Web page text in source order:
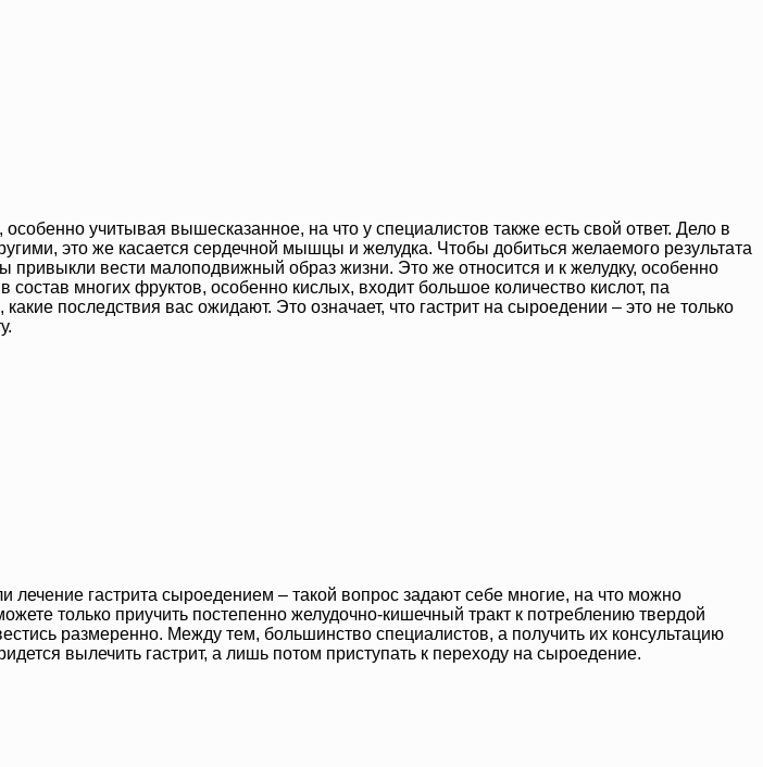
учитывая вышесказанное, на что у специалистов также есть свой ответ. Дело в
это же касается сердечной мышцы и желудка. Чтобы добиться желаемого результата
привыкли вести малоподвижный образ жизни. Это же относится и к желудку, особенно
многих фруктов, особенно кислых, входит большое количество кислот, па
последствия вас ожидают. Это означает, что гастрит на сыроедении – это не только
гастрита сыроедением – такой вопрос задают себе многие, на что можно
только приучить постепенно желудочно-кишечный тракт к потреблению твердой
размеренно. Между тем, большинство специалистов, а получить их консультацию
вылечить гастрит, а лишь потом приступать к переходу на сыроедение.